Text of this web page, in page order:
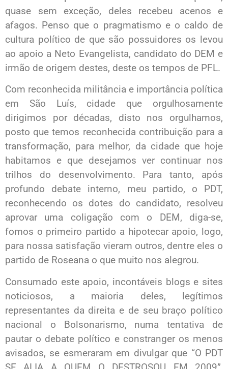
quase sem exceção, deles recebeu acenos e
afagos. Penso que o pragmatismo e o caldo de
cultura político de que são possuidores os levou
ao apoio a Neto Evangelista, candidato do DEM e
irmão de origem destes, deste os tempos de PFL.
Com reconhecida militância e importância política
em São Luís, cidade que orgulhosamente
dirigimos por décadas, disto nos orgulhamos,
posto que temos reconhecida contribuição para a
transformação, para melhor, da cidade que hoje
habitamos e que desejamos ver continuar nos
trilhos do desenvolvimento. Para tanto, após
profundo debate interno, meu partido, o PDT,
reconhecendo os dotes do candidato, resolveu
aprovar uma coligação com o DEM, diga-se,
fomos o primeiro partido a hipotecar apoio, logo,
para nossa satisfação vieram outros, dentre eles o
partido de Roseana o que muito nos alegrou.
Consumado este apoio, incontáveis blogs e sites
noticiosos, a maioria deles, legítimos
representantes da direita e de seu braço político
nacional o Bolsonarismo, numa tentativa de
pautar o debate político e constranger os menos
avisados, se esmeraram em divulgar que “O PDT